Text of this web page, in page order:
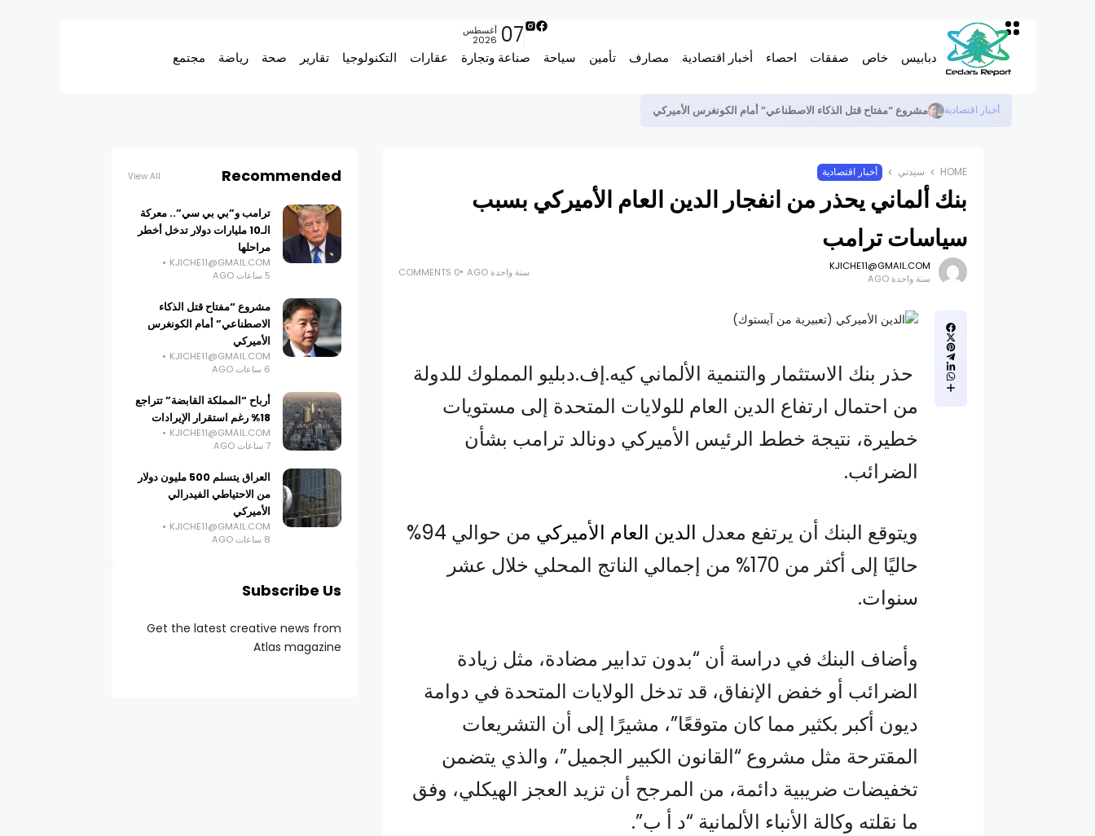
دبابيس خاص صفقات احصاء أخبار اقتصادية مصارف تأمين سياحة صناعة وتجارة عقارات التكنولوجيا تقارير صحة رياضة مجتمع
07 أغسطس
2026
أخبار اقتصادية مشروع “مفتاح قتل الذكاء الاصطناعي” أمام الكونغرس الأميركي
HOME سيدتي أخبار اقتصادية
بنك ألماني يحذر من انفجار الدين العام الأميركي بسبب
سياسات ترامب
KJICHE11@GMAIL.COM
سنة واحدة AGO
سنة واحدة AGO 0 COMMENTS
حذر بنك الاستثمار والتنمية الألماني كيه.إف.دبليو المملوك للدولة
من احتمال ارتفاع الدين العام للولايات المتحدة إلى مستويات
خطيرة، نتيجة خطط الرئيس الأميركي دونالد ترامب بشأن
الضرائب.
ويتوقع البنك أن يرتفع معدل الدين العام الأميركي
من حوالي 94%
حاليًا إلى أكثر من 170% من إجمالي الناتج المحلي خلال عشر
سنوات.
وأضاف البنك في دراسة أن “بدون تدابير مضادة، مثل زيادة
الضرائب أو خفض الإنفاق، قد تدخل الولايات المتحدة في دوامة
ديون أكبر بكثير مما كان متوقعًا”، مشيرًا إلى أن التشريعات
المقترحة مثل مشروع “القانون الكبير الجميل”، والذي يتضمن
تخفيضات ضريبية دائمة، من المرجح أن تزيد العجز الهيكلي، وفق
ما نقلته وكالة الأنباء الألمانية “د أ ب”.
Recommended
View All
ترامب و”بي بي سي”.. معركة
الـ10 مليارات دولار تدخل أخطر
مراحلها
KJICHE11@GMAIL.COM
5 ساعات AGO
مشروع “مفتاح قتل الذكاء
الاصطناعي” أمام الكونغرس
الأميركي
KJICHE11@GMAIL.COM
6 ساعات AGO
أرباح “المملكة القابضة” تتراجع
18% رغم استقرار الإيرادات
KJICHE11@GMAIL.COM
7 ساعات AGO
العراق يتسلم 500 مليون دولار
من الاحتياطي الفيدرالي
الأميركي
KJICHE11@GMAIL.COM
8 ساعات AGO
Subscribe Us
Get the latest creative news from
Atlas magazine